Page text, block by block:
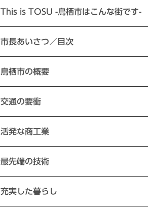
This is TOSU -鳥栖市はこんな街です-
市長あいさつ／目次
鳥栖市の概要
交通の要衝
活発な商工業
最先端の技術
充実した暮らし